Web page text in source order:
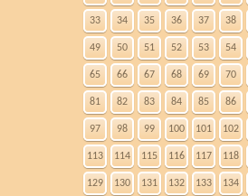
33 34 35 36 37 38
49 50 51 52 53 54
65 66 67 68 69 70
81 82 83 84 85 86
97 98 99 100 101 102
113 114 115 116 117 118
129 130 131 132 133 134